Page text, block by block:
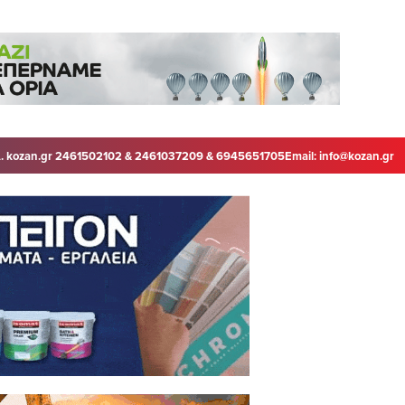
kozan.gr 2461502102 & 2461037209 & 6945651705Email:info@kozan.gr